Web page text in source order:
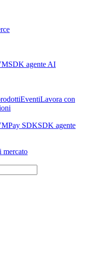
SDK agente AI
EventiLavora con
Pay SDKSDK agente
mercato